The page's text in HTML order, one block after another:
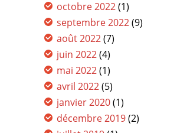
octobre 2022(1)
septembre 2022(9)
août 2022(7)
juin 2022(4)
mai 2022(1)
avril 2022(5)
janvier 2020(1)
décembre 2019(2)